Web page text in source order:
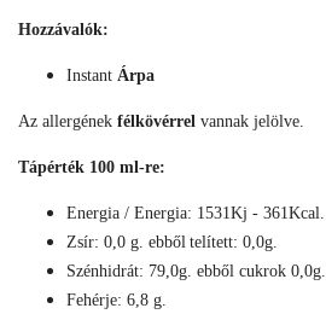
Hozzávalók:
Instant Árpa
Az allergének félkövérrel vannak jelölve.
Tápérték 100 ml-re:
Energia / Energia: 1531Kj - 361Kcal.
Zsír: 0,0 g. ebből telített: 0,0g.
Szénhidrát: 79,0g. ebből cukrok 0,0g.
Fehérje: 6,8 g.